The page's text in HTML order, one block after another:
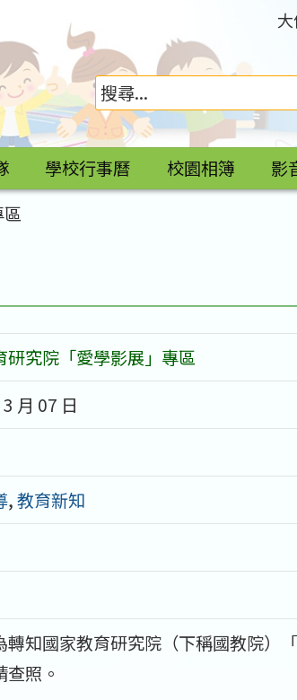
學校行事曆 校園相簿 影
研究院「愛學影展」專區
月 07 日
,教育新知
轉知國家教育研究院（下稱國教院）
查照。